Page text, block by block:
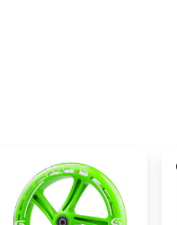
avonturiers. Waarom
het niet alleen een
ook bijdraagt aan de